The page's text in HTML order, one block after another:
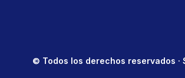
© Todos los derechos reservados ·